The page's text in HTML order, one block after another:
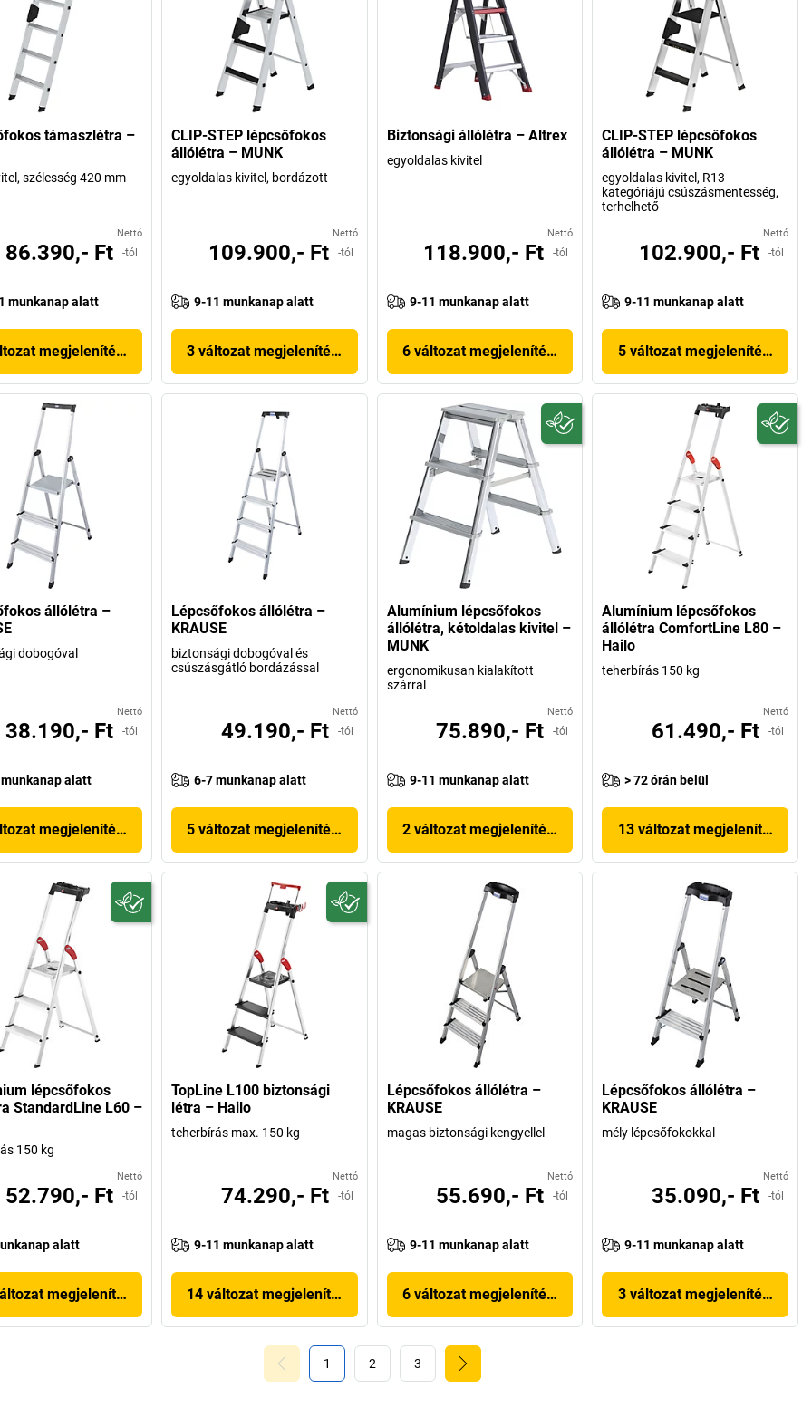
támaszlétra –
szélesség 420 mm
Nettó
86.390,- Ft -tól
munkanap alatt
megjelenítése
CLIP-STEP lépcsőfokos
állólétra – MUNK
egyoldalas kivitel, bordázott
Nettó
109.900,- Ft -tól
9-11 munkanap alatt
3 változat megjelenítése
Biztonsági állólétra – Altrex
egyoldalas kivitel
Nettó
118.900,- Ft -tól
9-11 munkanap alatt
6 változat megjelenítése
CLIP-STEP lépcsőfokos
állólétra – MUNK
egyoldalas kivitel, R13
kategóriájú csúszásmentesség,
terhelhető
Nettó
102.900,- Ft -tól
9-11 munkanap alatt
5 változat megjelenítése
állólétra –
dobogóval
Nettó
38.190,- Ft -tól
alatt
megjelenítése
Lépcsőfokos állólétra –
KRAUSE
biztonsági dobogóval és
csúszásgátló bordázással
Nettó
49.190,- Ft -tól
6-7 munkanap alatt
5 változat megjelenítése
Alumínium lépcsőfokos
állólétra, kétoldalas kivitel –
MUNK
ergonomikusan kialakított
szárral
Nettó
75.890,- Ft -tól
9-11 munkanap alatt
2 változat megjelenítése
Alumínium lépcsőfokos
állólétra ComfortLine L80 –
Hailo
teherbírás 150 kg
Nettó
61.490,- Ft -tól
> 72 órán belül
13 változat megjelenítése
lépcsőfokos
StandardLine L60 –
150 kg
Nettó
52.790,- Ft -tól
alatt
megjelenítése
TopLine L100 biztonsági
létra – Hailo
teherbírás max. 150 kg
Nettó
74.290,- Ft -tól
9-11 munkanap alatt
14 változat megjelenítése
Lépcsőfokos állólétra –
KRAUSE
magas biztonsági kengyellel
Nettó
55.690,- Ft -tól
9-11 munkanap alatt
6 változat megjelenítése
Lépcsőfokos állólétra –
KRAUSE
mély lépcsőfokokkal
Nettó
35.090,- Ft -tól
9-11 munkanap alatt
3 változat megjelenítése
1 2 3